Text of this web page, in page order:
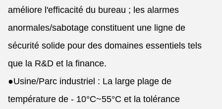
améliore l'efficacité du bureau ; les alarmes
anormales/sabotage constituent une ligne de
sécurité solide pour des domaines essentiels tels
que la R&D et la finance.
●Usine/Parc industriel : La large plage de
température de - 10°C~55°C et la tolérance